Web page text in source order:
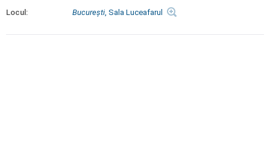
Locul:
Bucureşti, Sala Luceafarul